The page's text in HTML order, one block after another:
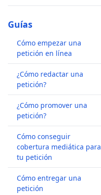
Guías
Cómo empezar una
petición en línea
¿Cómo redactar una
petición?
¿Cómo promover una
petición?
Cómo conseguir
cobertura mediática para
tu petición
Cómo entregar una
petición